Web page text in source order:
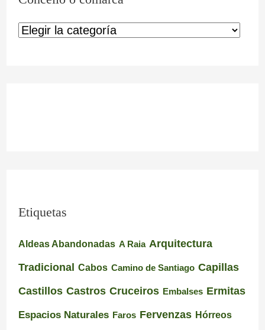
Etiquetas
Aldeas Abandonadas A Raia Arquitectura
Tradicional Cabos Camino de Santiago Capillas
Castillos Castros Cruceiros Embalses Ermitas
Espacios Naturales Faros Fervenzas Hórreos